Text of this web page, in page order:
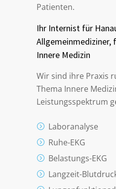
Patienten.
Ihr Internist für
Allgemeinmediziner,
Innere Medizin
Wir sind ihre Praxis
Thema Innere
Leistungsspektrum
Laboranalyse
Ruhe-EKG
Belastungs-EKG
Langzeit-